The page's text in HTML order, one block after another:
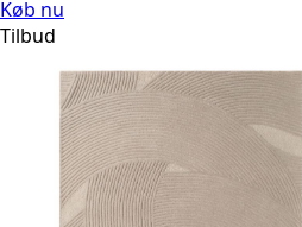
Køb nu
Tilbud